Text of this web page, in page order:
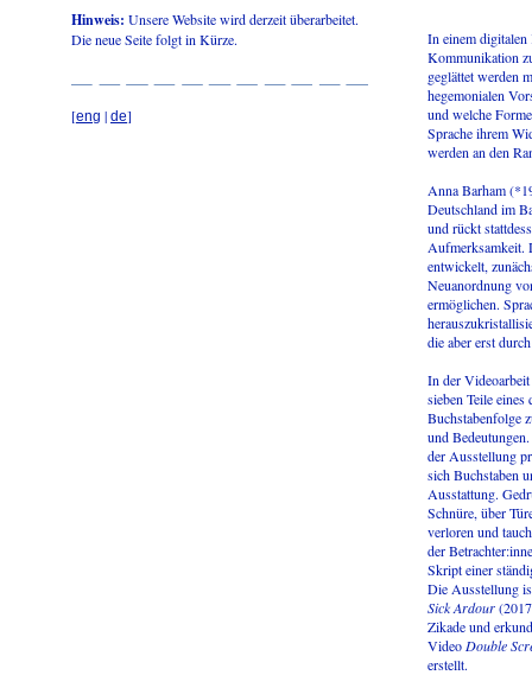
Hinweis: Unsere Website wird derzeit überarbeitet.
Die neue Seite folgt in Kürze.
[eng | de]
In einem digitalen
Kommunikation
geglättet werden
hegemonialen
und welche
Sprache ihrem
werden an den
Anna Barham
Deutschland im
und rückt
Aufmerksamkeit.
entwickelt,
Neuanordnung
ermöglichen.
die aber erst
In der Videoarbeit
sieben Teile eines
Buchstabenfolge
und
der Ausstellung
sich Buchstaben
Ausstattung.
Schnüre, über
verloren und
der
Skript einer
Die Ausstellung
Sick Ardour
Zikade und
Video Double
erstellt.